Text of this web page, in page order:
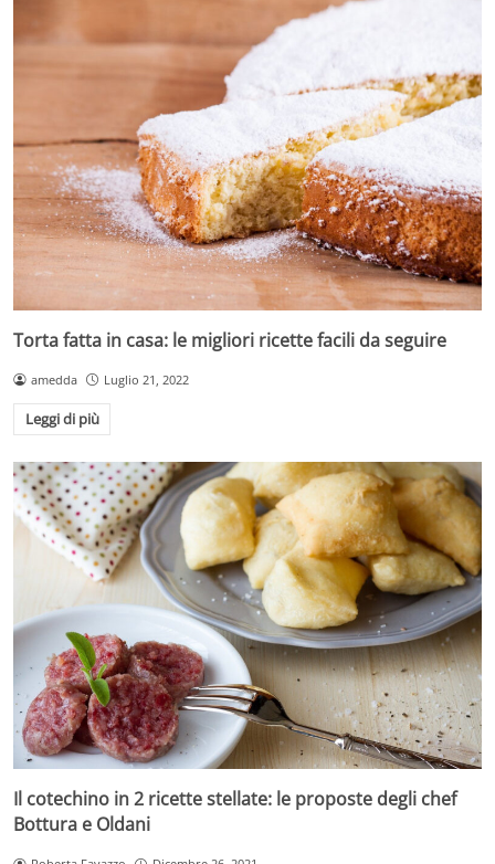
Torta fatta in casa: le migliori ricette facili da seguire
amedda Luglio 21, 2022
Leggi di più
Il cotechino in 2 ricette stellate: le proposte degli chef
Bottura e Oldani